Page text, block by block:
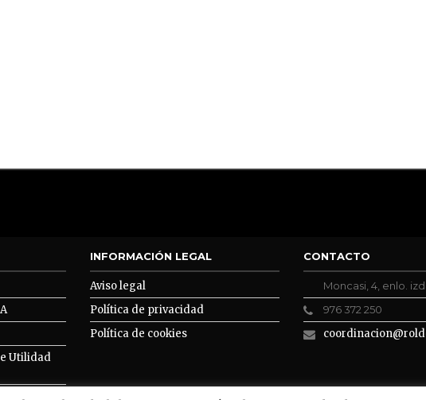
Utilidad
INFORMACIÓN LEGAL
Aviso legal
Política de privacidad
Política de cookies
CONTACTO
Moncasi, 4, enlo.
976 372 250